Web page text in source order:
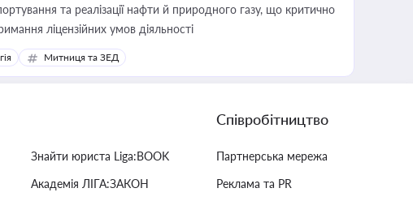
та реалізації нафти й природного газу, що критично
ліцензійних умов діяльності
Митниця та ЗЕД
Знайти юриста Liga:BOOK
Академія ЛІГА:ЗАКОН
Співробітництво
Партнерська мережа
Реклама та PR